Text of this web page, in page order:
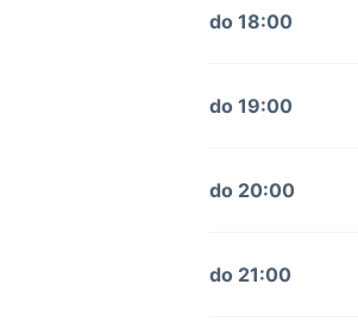
do 18:00
do 19:00
do 20:00
do 21:00